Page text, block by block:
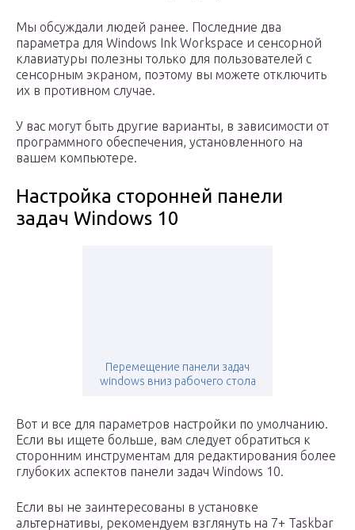
Мы обсуждали людей ранее. Последние два
параметра для Windows Ink Workspace и сенсорной
клавиатуры полезны только для пользователей с
сенсорным экраном, поэтому вы можете отключить
их в противном случае.
У вас могут быть другие варианты, в зависимости от
программного обеспечения, установленного на
вашем компьютере.
Настройка сторонней панели
задач Windows 10
Перемещение панели задач
windows вниз рабочего стола
Вот и все для параметров настройки по умолчанию.
Если вы ищете больше, вам следует обратиться к
сторонним инструментам для редактирования более
глубоких аспектов панели задач Windows 10.
Если вы не заинтересованы в установке
альтернативы, рекомендуем взглянуть на 7+ Taskbar